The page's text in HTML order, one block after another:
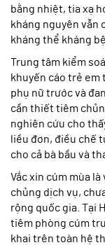
bằng nhiệt, tia xạ
kháng nguyên vẫn
kháng thể kháng
Trung tâm kiểm
khuyến cáo trẻ em
phụ nữ trước và
cần thiết tiêm
nghiên cứu cho
liều đơn, điều chế
cho cả bà bầu và
Vắc xin cúm mùa
chủng dịch vụ,
rộng quốc gia. Tại
tiêm phòng cúm
khai trên toàn hệ